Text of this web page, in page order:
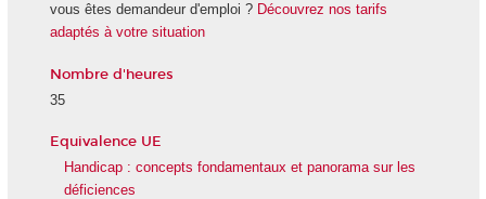
vous êtes demandeur d'emploi ? Découvrez nos tarifs
adaptés à votre situation
Nombre d'heures
35
Equivalence UE
Handicap : concepts fondamentaux et panorama sur les
déficiences